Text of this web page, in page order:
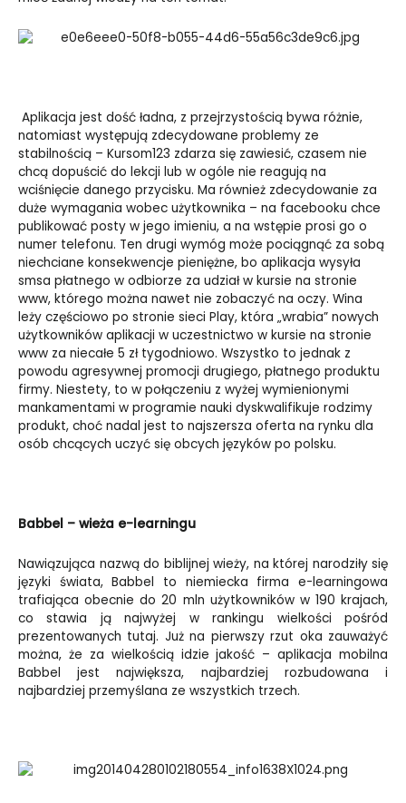
Aplikacja jest dość ładna, z przejrzystością bywa różnie,
natomiast występują zdecydowane problemy ze
stabilnością – Kursom123 zdarza się zawiesić, czasem nie
chcą dopuścić do lekcji lub w ogóle nie reagują na
wciśnięcie danego przycisku. Ma również zdecydowanie za
duże wymagania wobec użytkownika – na facebooku chce
publikować posty w jego imieniu, a na wstępie prosi go o
numer telefonu. Ten drugi wymóg może pociągnąć za sobą
niechciane konsekwencje pieniężne, bo aplikacja wysyła
smsa płatnego w odbiorze za udział w kursie na stronie
www, którego można nawet nie zobaczyć na oczy. Wina
leży częściowo po stronie sieci Play, która „wrabia” nowych
użytkowników aplikacji w uczestnictwo w kursie na stronie
www za niecałe 5 zł tygodniowo. Wszystko to jednak z
powodu agresywnej promocji drugiego, płatnego produktu
firmy. Niestety, to w połączeniu z wyżej wymienionymi
mankamentami w programie nauki dyskwalifikuje rodzimy
produkt, choć nadal jest to najszersza oferta na rynku dla
osób chcących uczyć się obcych języków po polsku.
Babbel – wieża e-learningu
Nawiązująca nazwą do biblijnej wieży, na której narodziły się
języki świata, Babbel to niemiecka firma e-learningowa
trafiająca obecnie do 20 mln użytkowników w 190 krajach,
co stawia ją najwyżej w rankingu wielkości pośród
prezentowanych tutaj. Już na pierwszy rzut oka zauważyć
można, że za wielkością idzie jakość – aplikacja mobilna
Babbel jest największa, najbardziej rozbudowana i
najbardziej przemyślana ze wszystkich trzech.